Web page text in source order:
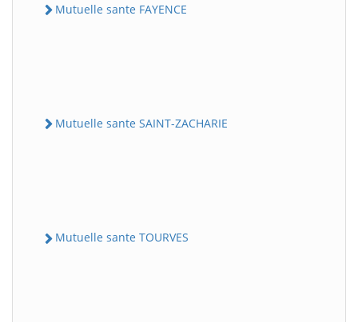
Mutuelle sante FAYENCE
Mutuelle sante SAINT-ZACHARIE
Mutuelle sante TOURVES